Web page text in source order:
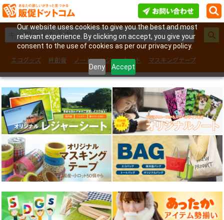
Our website uses cookies to give you the best and most
relevant experience. By clicking on accept, you give your
consent to the use of cookies as per our privacy policy.
Deny Accept
エコグッズ 絆創膏 ノート レジャーシート
マスキングテープ
フェイスシール